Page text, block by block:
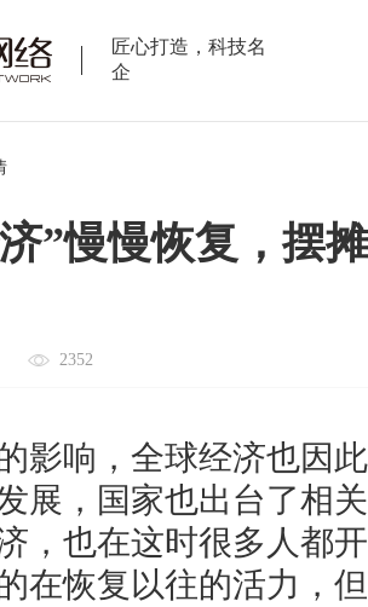
匠心打造，科技名
企
”慢慢恢复，摆
2352
影响，全球经济也因
展，国家也出台了相
，也在这时很多人都
在恢复以往的活力，